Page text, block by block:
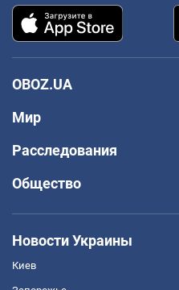
OBOZ.UA
Мир
Расследования
Общество
Новости Украины
Киев